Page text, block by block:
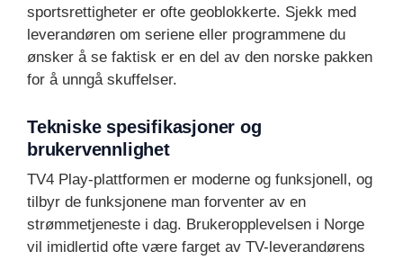
sportsrettigheter er ofte geoblokkerte. Sjekk med
leverandøren om seriene eller programmene du
ønsker å se faktisk er en del av den norske pakken
for å unngå skuffelser.
Tekniske spesifikasjoner og
brukervennlighet
TV4 Play-plattformen er moderne og funksjonell, og
tilbyr de funksjonene man forventer av en
strømmetjeneste i dag. Brukeropplevelsen i Norge
vil imidlertid ofte være farget av TV-leverandørens